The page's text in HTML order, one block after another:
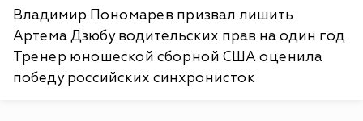
Владимир Пономарев призвал лишить
Артема Дзюбу водительских прав на один год
Тренер юношеской сборной США оценила
победу российских синхронисток